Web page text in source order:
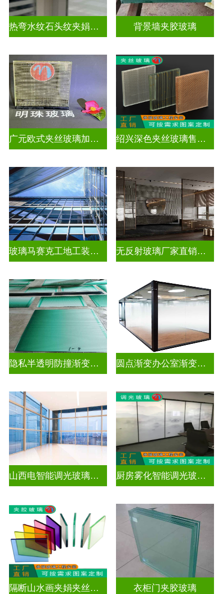
热弯水纹石头纹夹娟夹丝玻璃 背景墙夹胶玻璃
广元欧式夹丝玻璃加工店 绍兴深色夹丝玻璃售价多少
玻璃马赛克工地工装装饰玻璃 无反射玻璃厂家直销批发
隐私半透明防撞渐变装饰玻璃 圆点渐变办公室渐变玻璃
山西电智能调光玻璃厂家地址 厨房雾化智能调光玻璃有用吗
隔断山水画夹娟夹丝玻璃 衣柜门夹胶玻璃